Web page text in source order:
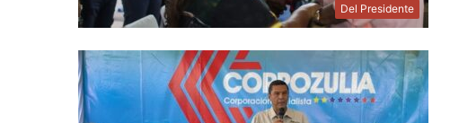
Del Presidente